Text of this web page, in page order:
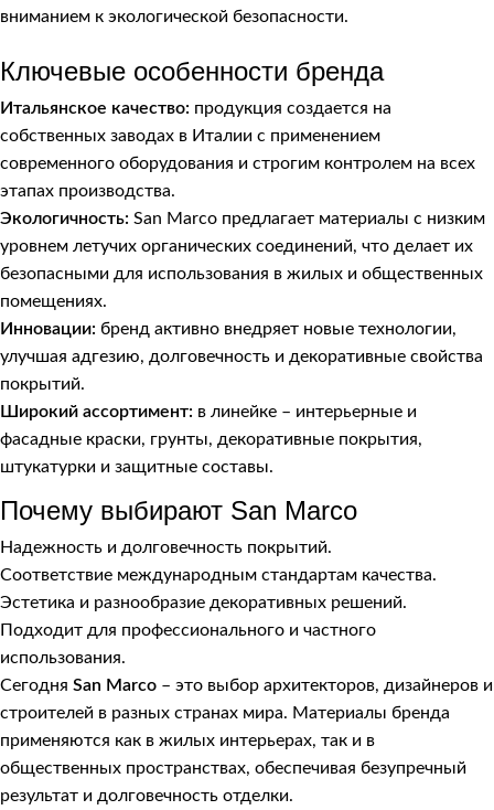
вниманием к экологической безопасности.
Ключевые особенности бренда
Итальянское качество: продукция создается на
собственных заводах в Италии с применением
современного оборудования и строгим контролем на всех
этапах производства.
Экологичность: San Marco предлагает материалы с низким
уровнем летучих органических соединений, что делает их
безопасными для использования в жилых и общественных
помещениях.
Инновации: бренд активно внедряет новые технологии,
улучшая адгезию, долговечность и декоративные свойства
покрытий.
Широкий ассортимент: в линейке – интерьерные и
фасадные краски, грунты, декоративные покрытия,
штукатурки и защитные составы.
Почему выбирают San Marco
Надежность и долговечность покрытий.
Соответствие международным стандартам качества.
Эстетика и разнообразие декоративных решений.
Подходит для профессионального и частного
использования.
Сегодня San Marco – это выбор архитекторов, дизайнеров и
строителей в разных странах мира. Материалы бренда
применяются как в жилых интерьерах, так и в
общественных пространствах, обеспечивая безупречный
результат и долговечность отделки.